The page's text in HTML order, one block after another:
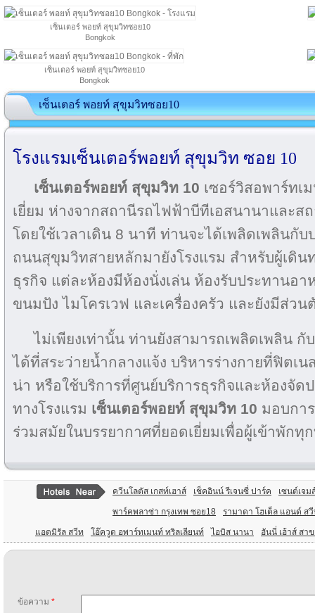
เซ็นเตอร์ พอยท์ สุขุมวิทซอย10
Bongkok
เซ็นเตอร์ พอยท์ สุขุมวิทซอย10
Bongkok
เซ็นเตอร์ พอยท์ สุขุมวิทซอย10
โรงแรมเซ็นเตอร์พอยท์ สุขุมวิท ซอย 10
เซ็นเตอร์พอยท์ สุขุมวิท 10 เซอร์วิสอพาร์ทเ
เยี่ยม ห่างจากสถานีรถไฟฟ้าบีทีเอสนานาและส
โดยใช้เวลาเดิน 8 นาที ท่านจะได้เพลิดเพลินกั
ถนนสุขุมวิทสายหลักมายังโรงแรม สำหรับผู้เดิน
ธุรกิจ แต่ละห้องมีห้องนั่งเล่น ห้องรับประทานอา
ขนมปัง ไมโครเวฟ และเครื่องครัว และยังมีส่ว
ไม่เพียงเท่านั้น ท่านยังสามารถเพลิดเพลิน
ได้ที่สระว่ายน้ำกลางแจ้ง บริหารร่างกายที่ฟิตเน
น่า หรือใช้บริการที่ศูนย์บริการธุรกิจและห้องจัด
ทางโรงแรม เซ็นเตอร์พอยท์ สุขุมวิท 10 มอบกา
ร่วมสมัยในบรรยากาศที่ยอดเยี่ยมเพื่อผู้เข้าพักทุ
ควีนโลตัส เกสท์เฮาส์ เช็คอินน์ รีเจนซี่ ปาร์ค เซนต์เจม
พาร์คพลาซ่า กรุงเทพ ซอย18 รามาดา โฮเต็ล แอนด์ ส
แอดมิรัล สวีท โอ๊ควูด อพาร์ทเมนท์ ทริลเลียนท์ ไอบิส นานา ฮันนี่ เฮ้าส์ สา
ข้อความ *